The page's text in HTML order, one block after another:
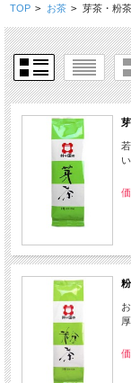
TOP > お茶 > 芽茶・粉